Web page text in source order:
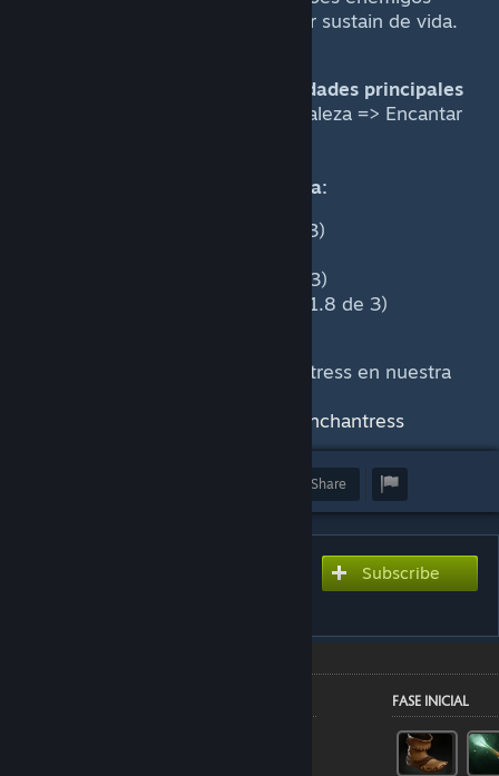
para ganar la línea con mejor sustain de vida.
Orden de combinación de habilidades principales
Ayudantes de la Naturaleza => Encantar
Nivel de poder durante la partida:
Fase de líneas: Alto (2.3 de 3)
Fase avanzada: Alto (2.1 de 3)
Finales muy tardíos: Medio (1.8 de 3)
Descubre más sobre #|f|#Enchantress en nuestra
https://dotacoach.gg/es/heroes/enchantress
Share
Subscribe